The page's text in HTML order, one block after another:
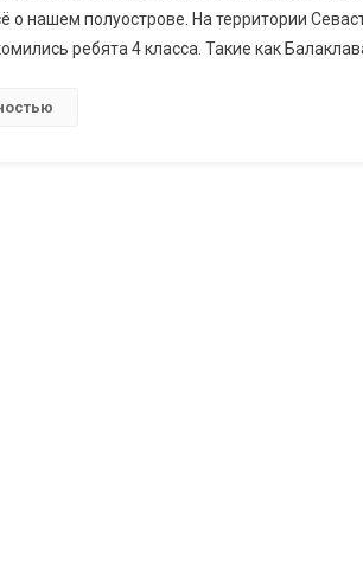
о нашем полуострове. На территории
ребята 4 класса. Такие как